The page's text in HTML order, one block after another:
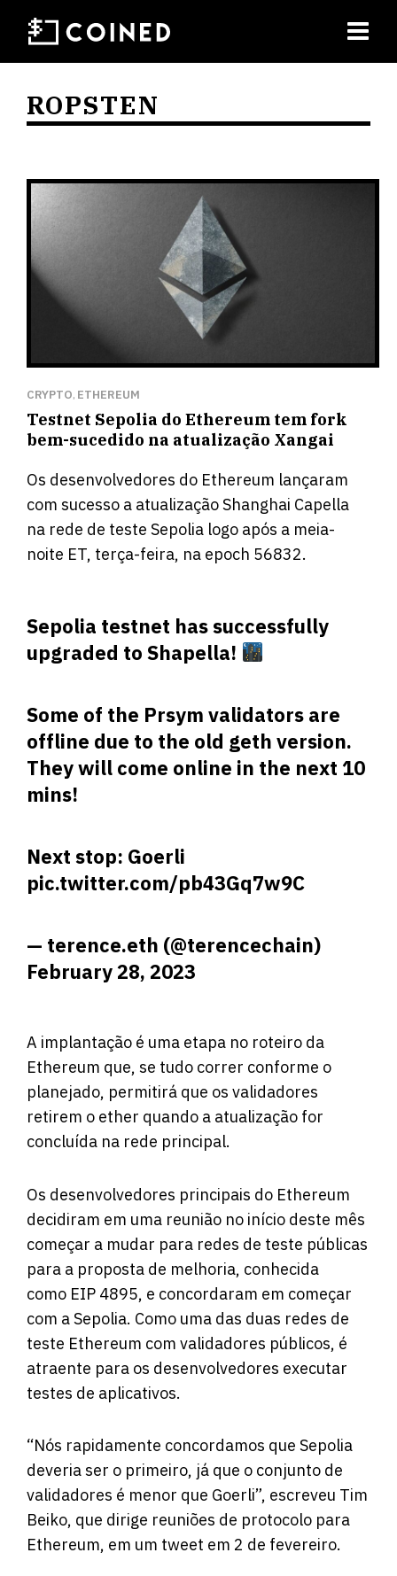
ROPSTEN
CRYPTO, ETHEREUM
Testnet Sepolia do Ethereum tem fork
bem-sucedido na atualização Xangai
Os desenvolvedores do Ethereum lançaram
com sucesso a atualização Shanghai Capella
na rede de teste Sepolia logo após a meia-
noite ET, terça-feira, na epoch 56832.
Sepolia testnet has successfully
upgraded to Shapella!
Some of the Prsym validators are
offline due to the old geth version.
They will come online in the next 10
mins!
Next stop: Goerli
pic.twitter.com/pb43Gq7w9C
— terence.eth (@terencechain)
February 28, 2023
A implantação é uma etapa no roteiro da
Ethereum que, se tudo correr conforme o
planejado, permitirá que os validadores
retirem o ether quando a atualização for
concluída na rede principal.
Os desenvolvedores principais do Ethereum
decidiram em uma reunião no início deste mês
começar a mudar para redes de teste públicas
para a proposta de melhoria, conhecida
como EIP 4895, e concordaram em começar
com a Sepolia. Como uma das duas redes de
teste Ethereum com validadores públicos, é
atraente para os desenvolvedores executar
testes de aplicativos.
“Nós rapidamente concordamos que Sepolia
deveria ser o primeiro, já que o conjunto de
validadores é menor que Goerli”, escreveu Tim
Beiko, que dirige reuniões de protocolo para
Ethereum, em um tweet em 2 de fevereiro.